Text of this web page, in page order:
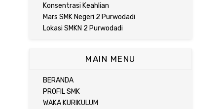
Konsentrasi Keahlian
Mars SMK Negeri 2 Purwodadi
Lokasi SMKN 2 Purwodadi
MAIN MENU
BERANDA
PROFIL SMK
WAKA KURIKULUM